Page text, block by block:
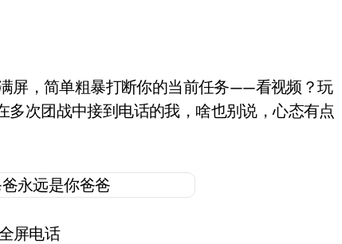
屏，简单粗暴打断你的当前任务——看视频？玩
次团战中接到电话的我，啥也别说，心态有点
屏电话